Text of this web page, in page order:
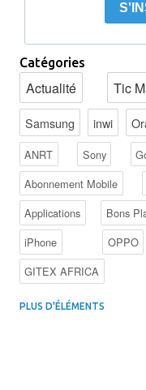
Catégories
Actualité Tic
Samsung inwi
ANRT Sony
Abonnement Mobile
Applications
Bons
iPhone
OPPO
GITEX AFRICA
4G au Maroc
PLUS D'ÉLÉMENTS